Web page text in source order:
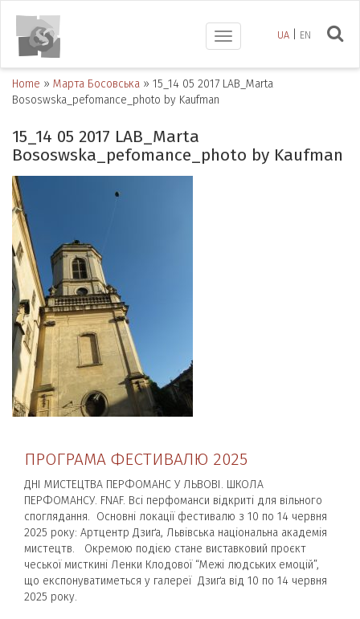
UA EN
Toggle
navigation
Home » Марта Босовська » 15_14 05 2017 LAB_Marta
Bososwska_pefomance_photo by Kaufman
15_14 05 2017 LAB_Marta
Bososwska_pefomance_photo by Kaufman
ПРОГРАМА ФЕСТИВАЛЮ 2025
ДНІ МИСТЕЦТВА ПЕРФОМАНС У ЛЬВОВІ. ШКОЛА
ПЕРФОМАНСУ. FNAF. Всі перфоманси відкриті для вільного
споглядання. Основні локації фестивалю з 10 по 14 червня
2025 року: Артцентр Дзиґа, Львівська національна академія
мистецтв. Окремою подією стане виставковий проєкт
чеської мисткині Ленки Клодової “Межі людських емоцій”,
що експонуватиметься у галереї Дзиґа від 10 по 14 червня
2025 року.